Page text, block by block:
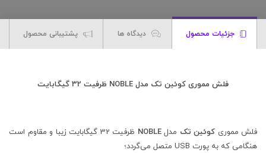
جزئیات محصول دیدگاه ها پشتیبانی محصول
فلش مموری کوئین تک مدل NOBLE ظرفیت 32 گیگابایت
فلش مموری کوئین تک مدلNOBLE
ظرفیت 32 گیگابایت زیبا و مقاوم است
هنگامی که به پورت USB متصل می‌گردد؛